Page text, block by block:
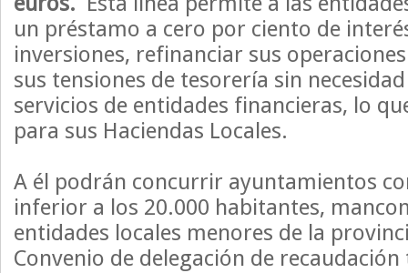
un préstamo a cero por ciento de
inversiones, refinanciar sus
sus tensiones de tesorería sin
servicios de entidades financieras, lo
para sus Haciendas Locales.
A él podrán concurrir ayuntamientos
inferior a los 20.000 habitantes,
entidades locales menores de la
Convenio de delegación de